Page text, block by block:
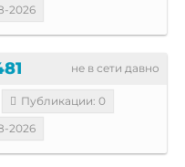
2026
не в сети давно
Публикации: 0
2026